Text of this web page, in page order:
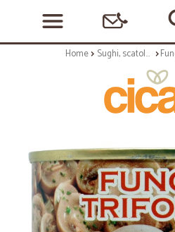
Home Sughi, scatolame e condimenti